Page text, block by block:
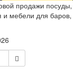
продажи
и мебели для